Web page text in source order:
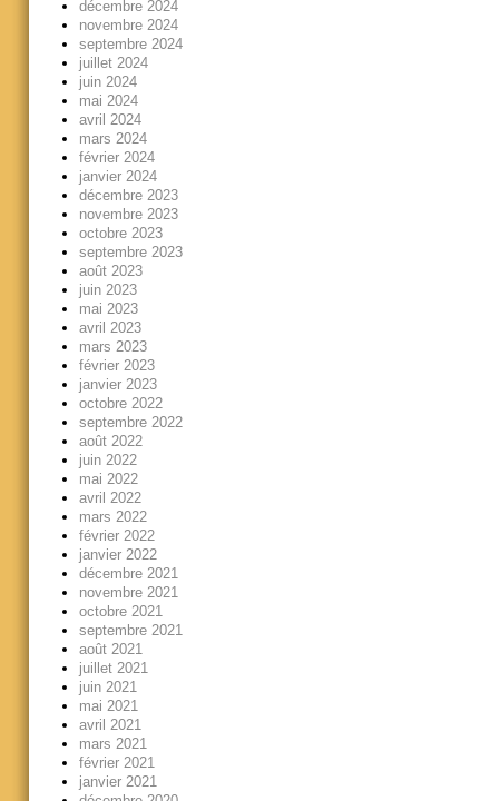
décembre 2024
novembre 2024
septembre 2024
juillet 2024
juin 2024
mai 2024
avril 2024
mars 2024
février 2024
janvier 2024
décembre 2023
novembre 2023
octobre 2023
septembre 2023
août 2023
juin 2023
mai 2023
avril 2023
mars 2023
février 2023
janvier 2023
octobre 2022
septembre 2022
août 2022
juin 2022
mai 2022
avril 2022
mars 2022
février 2022
janvier 2022
décembre 2021
novembre 2021
octobre 2021
septembre 2021
août 2021
juillet 2021
juin 2021
mai 2021
avril 2021
mars 2021
février 2021
janvier 2021